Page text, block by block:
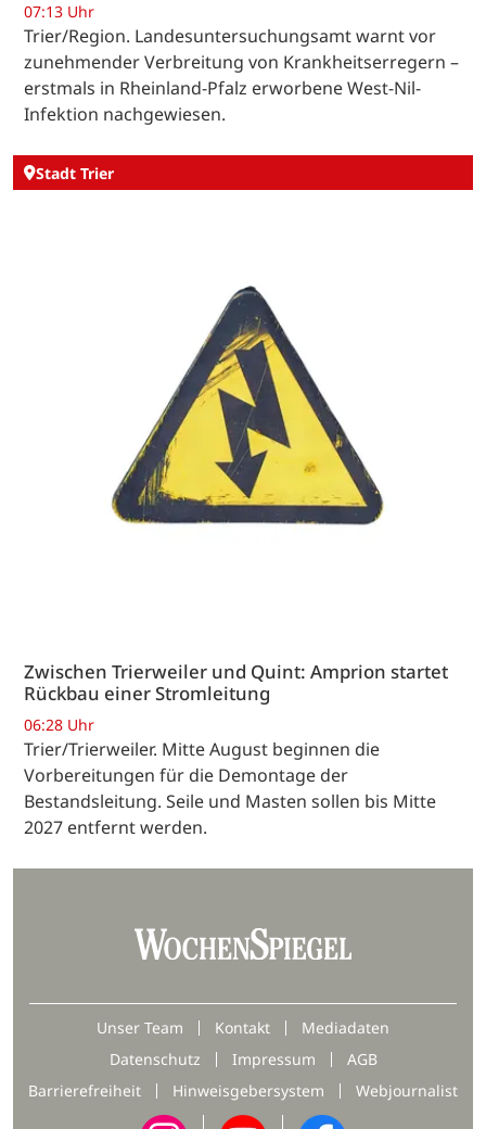
07:13 Uhr
Trier/Region. Landesuntersuchungsamt warnt vor
zunehmender Verbreitung von Krankheitserregern –
erstmals in Rheinland-Pfalz erworbene West-Nil-
Infektion nachgewiesen.
Stadt Trier
Zwischen Trierweiler und Quint: Amprion startet
Rückbau einer Stromleitung
06:28 Uhr
Trier/Trierweiler. Mitte August beginnen die
Vorbereitungen für die Demontage der
Bestandsleitung. Seile und Masten sollen bis Mitte
2027 entfernt werden.
Unser Team Kontakt
Mediadaten
Datenschutz
Impressum
AGB
Barrierefreiheit
Hinweisgebersystem Webjournalist